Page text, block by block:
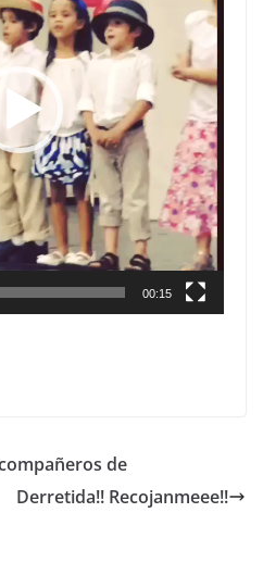
00:15
de
Derretida!! Recojanmeee!!